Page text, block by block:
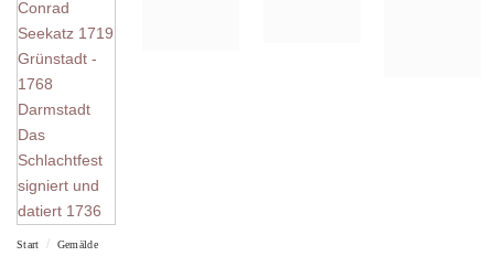
Start / Gemälde